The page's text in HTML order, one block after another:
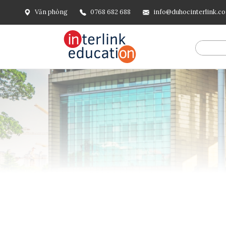
Văn phòng 0768 682 688
@include('frontend.layouts.schema-org', [ 'type' =>
url('/'), ], [ '@type' => 'ListItem', 'position' => 2, 'name' =>
=> url()->current(), ], ], ], ])